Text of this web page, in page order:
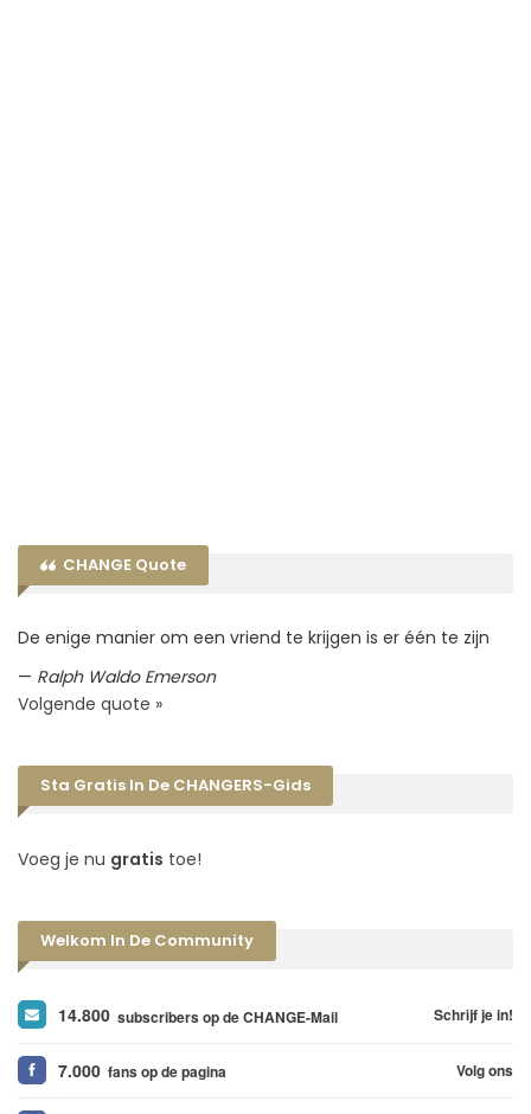
CHANGE Quote
De enige manier om een vriend te krijgen is er één te zijn
— Ralph Waldo Emerson
Volgende quote »
Sta Gratis In De CHANGERS-Gids
Voeg je nu gratis toe!
Welkom In De Community
14.800 subscribers op de CHANGE-Mail Schrijf je in!
7.000 fans op de pagina Volg ons